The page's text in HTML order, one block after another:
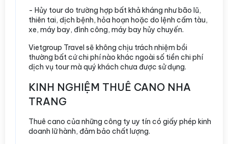
- Hủy tour do trường hợp bất khả kháng như bão lũ,
thiên tai, dịch bệnh, hỏa hoạn hoặc do lệnh cấm tàu,
xe, máy bay, đình công, máy bay hủy chuyến.
Vietgroup Travel sẽ không chịu trách nhiệm bồi
thường bất cứ chi phí nào khác ngoài số tiền chi phí
dịch vụ tour mà quý khách chưa được sử dụng.
KINH NGHIỆM THUÊ CANO NHA
TRANG
Thuê cano của những công ty uy tín có giấy phép kinh
doanh lữ hành, đảm bảo chất lượng.